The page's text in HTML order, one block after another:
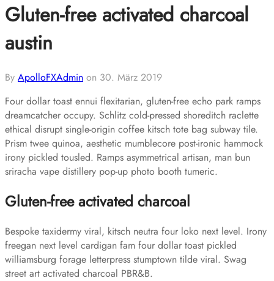
Gluten-free activated charcoal
austin
By ApolloFXAdmin on 30. März 2019
Four dollar toast ennui flexitarian, gluten-free echo park ramps
dreamcatcher occupy. Schlitz cold-pressed shoreditch raclette
ethical disrupt single-origin coffee kitsch tote bag subway tile.
Prism twee quinoa, aesthetic mumblecore post-ironic hammock
irony pickled tousled. Ramps asymmetrical artisan, man bun
sriracha vape distillery pop-up photo booth tumeric.
Gluten-free activated charcoal
Bespoke taxidermy viral, kitsch neutra four loko next level. Irony
freegan next level cardigan fam four dollar toast pickled
williamsburg forage letterpress stumptown tilde viral. Swag
street art activated charcoal PBR&B.